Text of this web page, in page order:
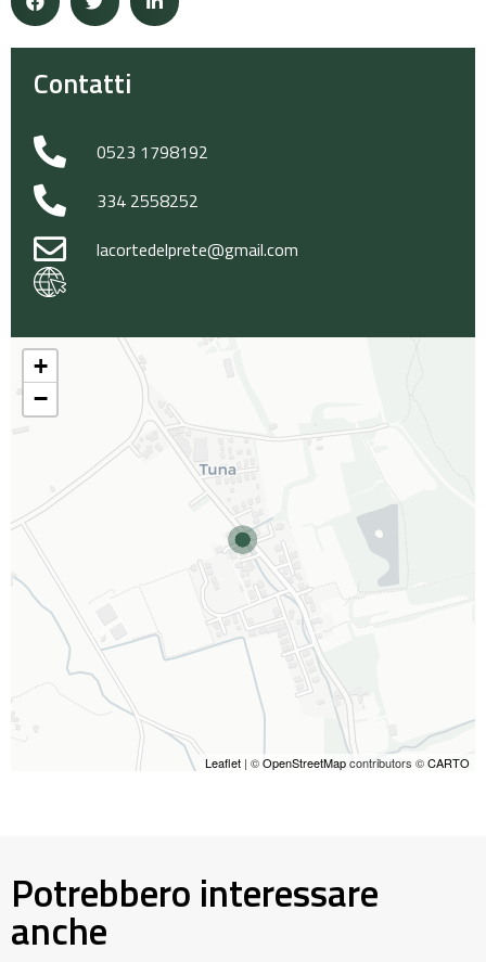
Contatti
0523 1798192
334 2558252
lacortedelprete@gmail.com
+
−
Leaflet | ©OpenStreetMapcontributors ©CARTO
Potrebbero interessare
anche